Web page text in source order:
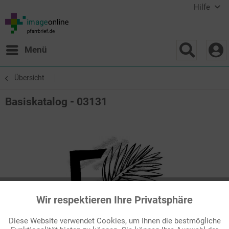
Hilfe
Menü
Übersicht
Basiskatalog - 03131
Funktionale Aktiv
Wir respektieren Ihre Privatsphäre
Diese Website verwendet Cookies, um Ihnen die bestmögliche